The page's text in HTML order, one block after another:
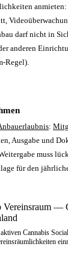
darf nicht in
anderen
Regel).
:
Ausgabe und
muss
für den
Cannabis